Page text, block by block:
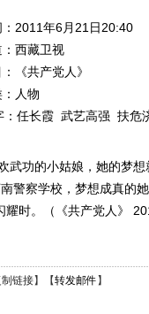
：2011年6月21日20:40
西藏卫视
《共产党人》
人物
任长霞 武艺高强 扶危
武功的小姑娘，她的梦
警察学校，梦想成真的
时。（《共产党人》
链接】【转发邮件 】